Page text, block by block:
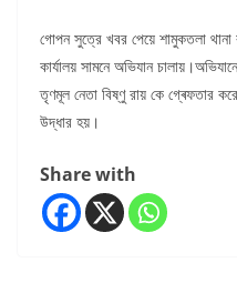
গোপন সুত্রে খবর পেয়ে শামুকতলা থানা
কার্যালয় সামনে অভিযান
তৃণমূল নেতা বিষ্ণু রায় কে গ্ৰেফতার
উদ্ধার হয়।
Share with